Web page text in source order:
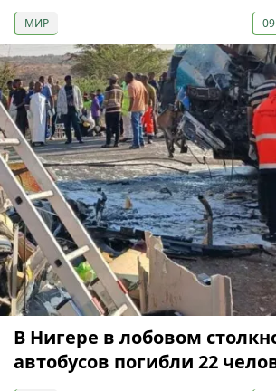
МИР
В Нигере в лобовом
автобусов погибли 22